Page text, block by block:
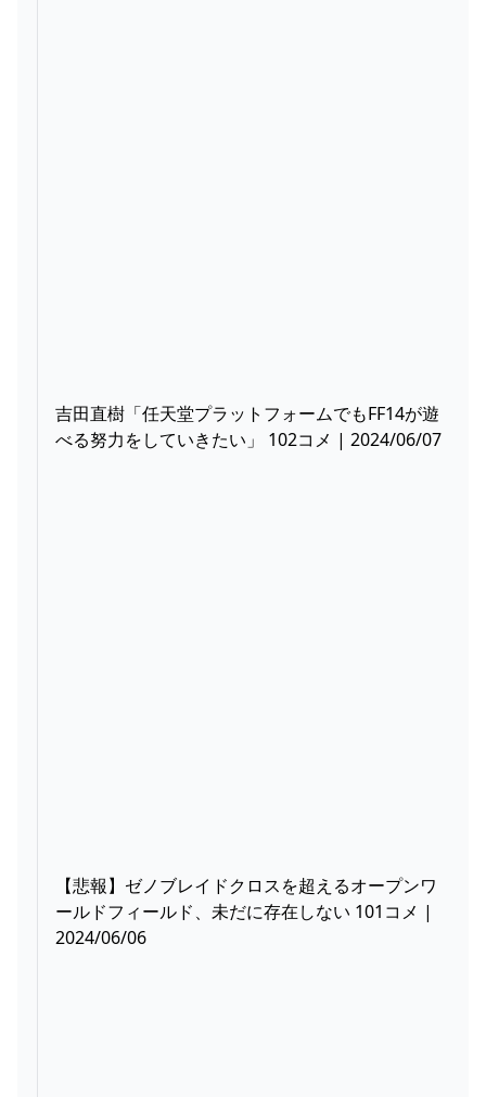
吉田直樹「任天堂プラットフォームでもFF14が遊
べる努力をしていきたい」 102コメ | 2024/06/07
【悲報】ゼノブレイドクロスを超えるオープンワ
ールドフィールド、未だに存在しない 101コメ |
2024/06/06